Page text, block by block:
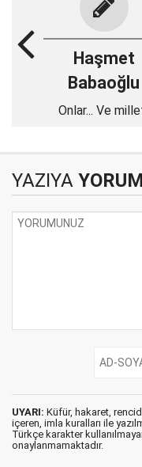
Haşmet
Babaoğlu
Onlar... Ve
YAZIYA
UYARI: Küfür, hakaret,
içeren, imla kuralları ile
Türkçe karakter
onaylanmamaktadır.